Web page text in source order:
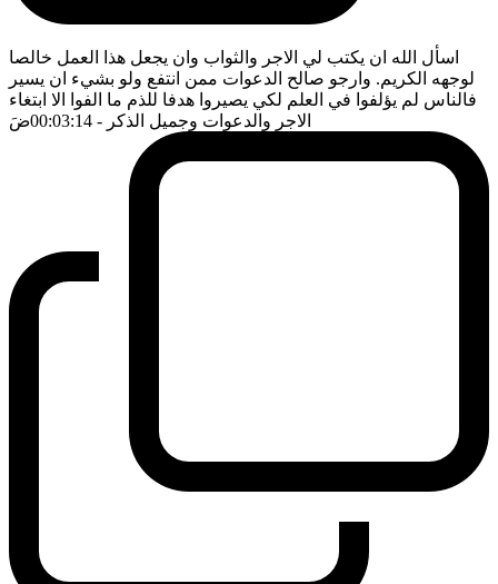
اسأل الله ان يكتب لي الاجر والثواب وان يجعل هذا العمل خالصا
لوجهه الكريم. وارجو صالح الدعوات ممن انتفع ولو بشيء ان يسير
فالناس لم يؤلفوا في العلم لكي يصيروا هدفا للذم ما الفوا الا ابتغاء
الاجر والدعوات وجميل الذكر - 00:03:14 ضَ